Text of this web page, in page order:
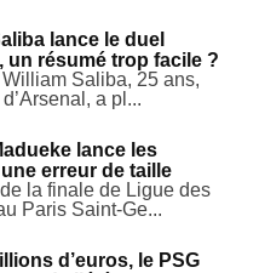
lance le duel
un résumé trop facile ?
Saliba, 25 ans,
a pl...
lance les
erreur de taille
la finale de Ligue des
Paris Saint-Ge...
d’euros, le PSG